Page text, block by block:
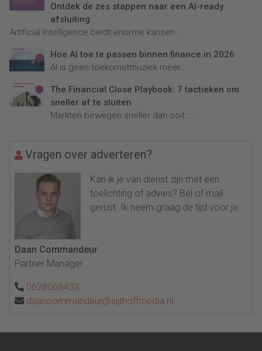
Ontdek de zes stappen naar een AI-ready
afsluiting
Artificial Intelligence biedt enorme kansen...
Hoe AI toe te passen binnen finance in 2026
AI is geen toekomstmuziek meer...
The Financial Close Playbook: 7 tactieken om
sneller af te sluiten
Markten bewegen sneller dan ooit....
Vragen over adverteren?
Kan ik je van dienst zijn met een
toelichting of advies? Bel of mail
gerust. Ik neem graag de tijd voor je.
Daan Commandeur
Partner Manager
0628068433
daancommandeur@sijthoffmedia.nl